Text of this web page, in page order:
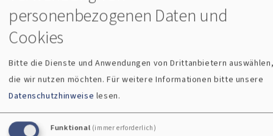
Gemeindebrief August -
November 2026_1.pdf
personenbezogenen Daten und
Cookies
Bitte die Dienste und Anwendungen von Drittanbietern
die wir nutzen möchten.Für weitere Informationen bitte unsere
Datenschutzhinweise lesen.
Funktional (immer erforderlich)